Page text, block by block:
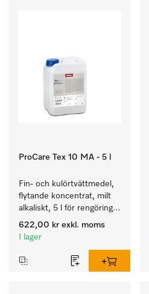
ProCare Tex 10 MA - 5 l
Fin- och kulörtvättmedel,
flytande koncentrat, milt
alkaliskt, 5 l för rengöring
av kulörtvätt och ömtåliga
textilier.
622,00 kr exkl. moms
I lager